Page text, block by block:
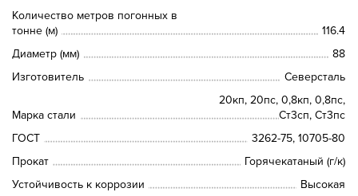
Количество метров погонных в
тонне (м)
116.4
Диаметр (мм)
88
Изготовитель
Северсталь
Марка стали
20кп, 20пс, 0,8кп, 0,8пс,
Ст3сп, Ст3пс
ГОСТ
3262-75, 10705-80
Прокат
Горячекатаный (г/к)
Устойчивость к коррозии
Высокая